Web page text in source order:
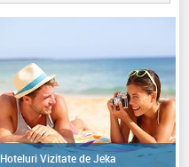
Hoteluri Vizitate de Jeka